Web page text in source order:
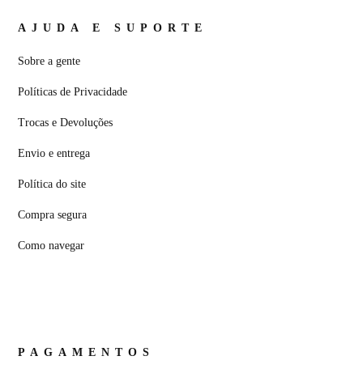
AJUDA E SUPORTE
Sobre a gente
Políticas de Privacidade
Trocas e Devoluções
Envio e entrega
Política do site
Compra segura
Como navegar
PAGAMENTOS